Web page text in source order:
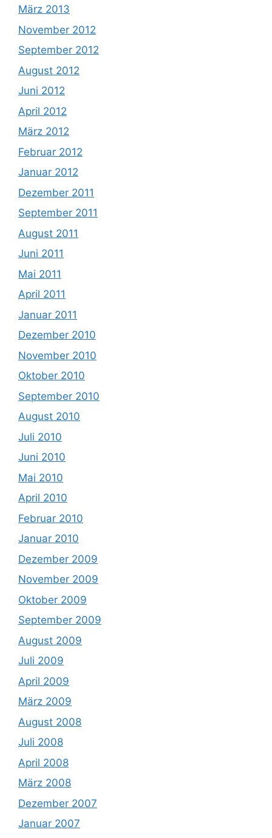
März 2013
November 2012
September 2012
August 2012
Juni 2012
April 2012
März 2012
Februar 2012
Januar 2012
Dezember 2011
September 2011
August 2011
Juni 2011
Mai 2011
April 2011
Januar 2011
Dezember 2010
November 2010
Oktober 2010
September 2010
August 2010
Juli 2010
Juni 2010
Mai 2010
April 2010
Februar 2010
Januar 2010
Dezember 2009
November 2009
Oktober 2009
September 2009
August 2009
Juli 2009
April 2009
März 2009
August 2008
Juli 2008
April 2008
März 2008
Dezember 2007
Januar 2007